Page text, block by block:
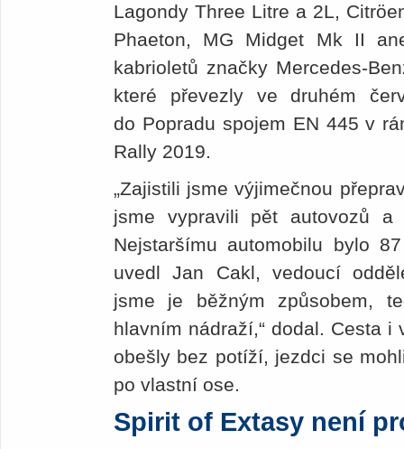
Lagondy Three Litre a 2L,
Phaeton, MG Midget Mk II
kabrioletů značky Mercedes-
které převezly ve druhém
do Popradu spojem EN 445 v
Rally 2019.
„Zajistili jsme výjimečnou
jsme vypravili pět autovozů a
Nejstaršímu automobilu bylo
uvedl Jan Cakl, vedoucí
jsme je běžným způsobem,
hlavním nádraží,“ dodal. Cesta i
obešly bez potíží, jezdci se
po vlastní ose.
Spirit of Extasy není